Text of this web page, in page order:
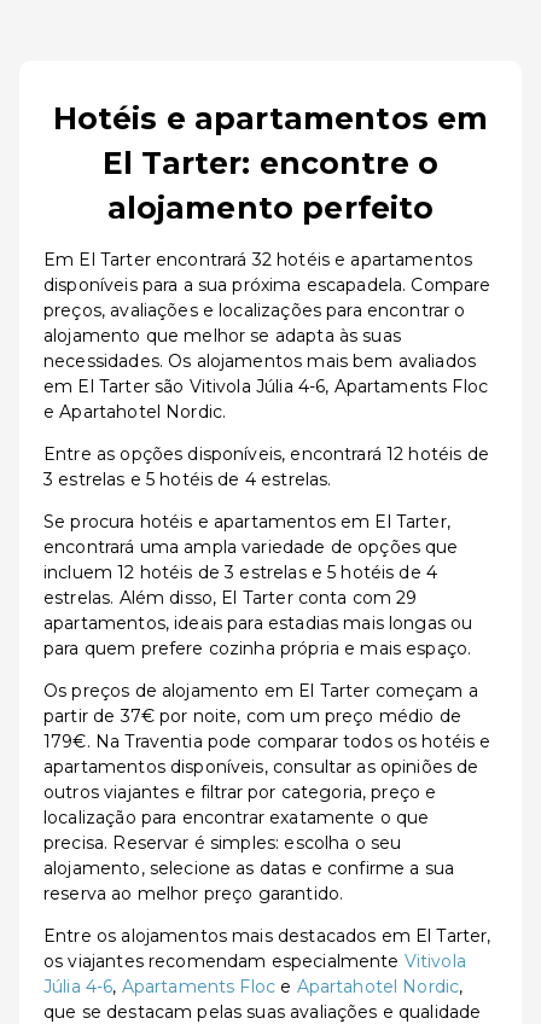
Hotéis e apartamentos em
El Tarter: encontre o
alojamento perfeito
Em El Tarter encontrará 32 hotéis e apartamentos
disponíveis para a sua próxima escapadela. Compare
preços, avaliações e localizações para encontrar o
alojamento que melhor se adapta às suas
necessidades. Os alojamentos mais bem avaliados
em El Tarter são Vitivola Júlia 4-6, Apartaments Floc
e Apartahotel Nordic.
Entre as opções disponíveis, encontrará 12 hotéis de
3 estrelas e 5 hotéis de 4 estrelas.
Se procura hotéis e apartamentos em El Tarter,
encontrará uma ampla variedade de opções que
incluem 12 hotéis de 3 estrelas e 5 hotéis de 4
estrelas. Além disso, El Tarter conta com 29
apartamentos, ideais para estadias mais longas ou
para quem prefere cozinha própria e mais espaço.
Os preços de alojamento em El Tarter começam a
partir de 37€ por noite, com um preço médio de
179€. Na Traventia pode comparar todos os hotéis e
apartamentos disponíveis, consultar as opiniões de
outros viajantes e filtrar por categoria, preço e
localização para encontrar exatamente o que
precisa. Reservar é simples: escolha o seu
alojamento, selecione as datas e confirme a sua
reserva ao melhor preço garantido.
Entre os alojamentos mais destacados em El Tarter,
os viajantes recomendam especialmente Vitivola
Júlia 4-6, Apartaments Floc e Apartahotel Nordic,
que se destacam pelas suas avaliações e qualidade